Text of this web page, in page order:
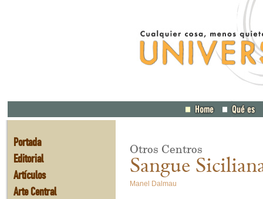
Portada
Editorial
Artículos
Arte Central
Otros Centros
Sangue
Manel Dalmau